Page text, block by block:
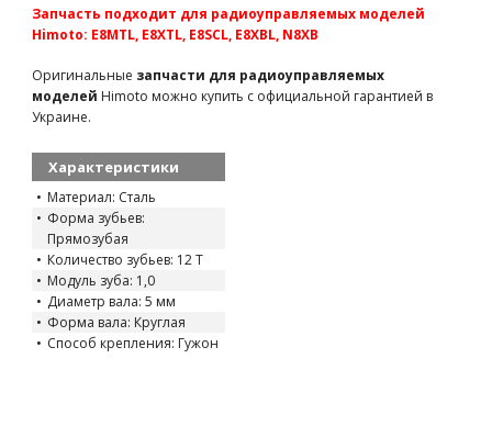
WL-A202-40 66 грн есть в наличии
Запчасть подходит для радиоуправляемых моделей
Himoto: E8MTL, E8XTL, E8SCL, E8XBL, N8XB
Оригинальные запчасти для радиоуправляемых
моделей Himoto можно купить с официальной гарантией в
Украине.
Характеристики
Материал: Сталь
Форма зубьев:
Прямозубая
Количество зубьев: 12 T
Модуль зуба: 1,0
Диаметр вала: 5 мм
Форма вала: Круглая
Способ крепления: Гужон